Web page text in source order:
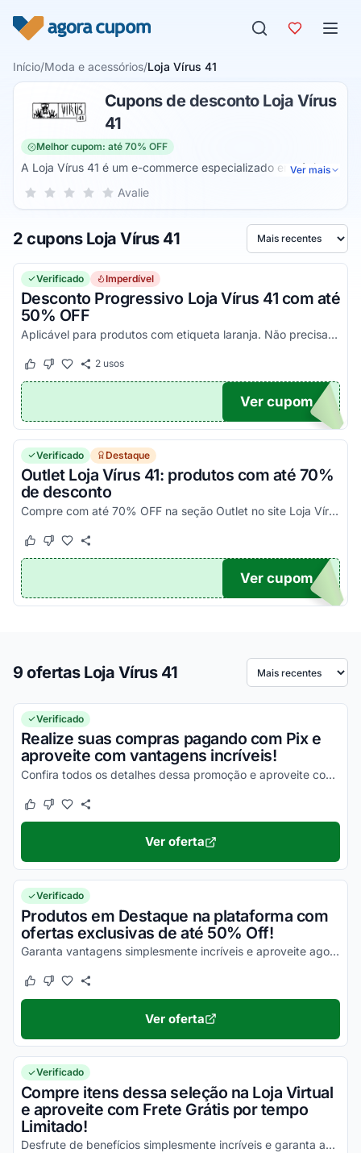
Início/Moda e acessórios/Loja Vírus 41
Cupons de desconto Loja Vírus
41
Melhor cupom: até 70% OFF
A Loja Vírus 41 é um e-commerce especializado em tênis e
acessórios para o público masculino, feminino e infantil. O
roupas (moletons, camisetas, jaquetas, vestidos, etc.).
Ver mais
Sua nota para Loja Vírus 41, de 1 a 5 estrelas
5 estrelas
4 estrelas
3 estrelas
2 estrelas
1 estrela Avalie
2 cupons Loja Vírus 41 Ordenar por
Verificado Imperdível
Desconto Progressivo Loja Vírus 41 com até
50% OFF
Aplicável para produtos com etiqueta laranja. Não precisa Cupom de desconto Loja Vírus 41, pois o desconto será aplicado de forma automática. Quanto mais peças comprar, mais descon...
Este cupom funcionou
Este cupom não funcionou
2usos
O...
Ver cupom
Verificado Destaque
Outlet Loja Vírus 41: produtos com até 70%
de desconto
Compre com até 70% OFF na seção Outlet no site Loja Vírus 41. São centenas de produtos te esperando. Aproveite!
Este cupom funcionou
Este cupom não funcionou
O...
Ver cupom
9 ofertas Loja Vírus 41 Ordenar por
Verificado
Realize suas compras pagando com Pix e
aproveite com vantagens incríveis!
Confira todos os detalhes dessa promoção e aproveite com as melhores vantagens possíveis!
Este cupom funcionou
Este cupom não funcionou
Ver oferta
Verificado
Produtos em Destaque na plataforma com
ofertas exclusivas de até 50% Off!
Garanta vantagens simplesmente incríveis e aproveite agora mesmo com os melhores descontos!
Este cupom funcionou
Este cupom não funcionou
Ver oferta
Verificado
Compre itens dessa seleção na Loja Virtual
e aproveite com Frete Grátis por tempo
Limitado!
Desfrute de benefícios simplesmente incríveis e garanta agora mesmo os melhores descontos!